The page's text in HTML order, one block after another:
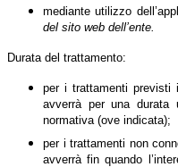
mediante utilizzo
del sito web dell’ente.
Durata del trattamento:
per i trattamenti previsti
avverrà per una durata
normativa (ove indicata);
per i trattamenti non
avverrà fin quando